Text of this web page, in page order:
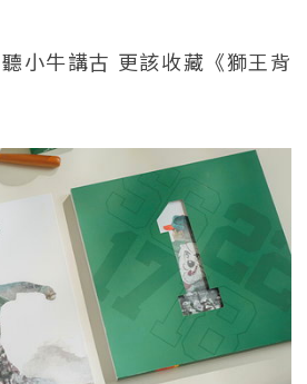
小牛講古 更該收藏《獅王背